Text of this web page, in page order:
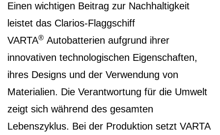
Einen wichtigen Beitrag zur Nachhaltigkeit
leistet das Clarios-Flaggschiff
VARTA® Autobatterien aufgrund ihrer
innovativen technologischen Eigenschaften,
ihres Designs und der Verwendung von
Materialien. Die Verantwortung für die Umwelt
zeigt sich während des gesamten
Lebenszyklus. Bei der Produktion setzt VARTA